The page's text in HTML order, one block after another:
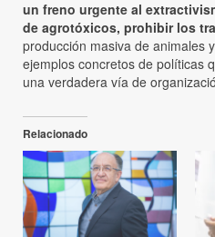
un freno urgente al
de agrotóxicos, prohibir los
producción masiva de animales
ejemplos concretos de políticas
una verdadera vía de
Relacionado